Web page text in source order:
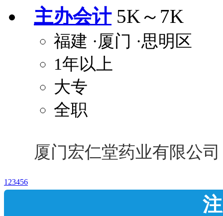
主办会计 5K～7K
福建 ·厦门 ·思明区
1年以上
大专
全职
厦门宏仁堂药业有限公司
1 23456